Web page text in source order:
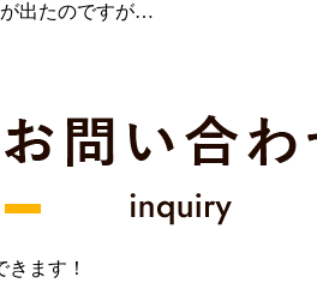
出たのですが…
ます！